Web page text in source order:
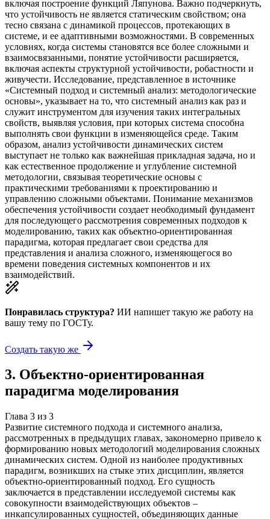
включая построение функций Ляпунова. Важно подчеркнуть,
что устойчивость не является статическим свойством; она
тесно связана с динамикой процессов, протекающих в
системе, и ее адаптивными возможностями. В современных
условиях, когда системы становятся все более сложными и
взаимосвязанными, понятие устойчивости расширяется,
включая аспекты структурной устойчивости, робастности и
живучести. Исследование, представленное в источнике
«Системный подход и системный анализ: методологические
основы», указывает на то, что системный анализ как раз и
служит инструментом для изучения таких интегральных
свойств, выявляя условия, при которых система способна
выполнять свои функции в изменяющейся среде. Таким
образом, анализ устойчивости динамических систем
выступает не только как важнейшая прикладная задача, но и
как естественное продолжение и углубление системной
методологии, связывая теоретические основы с
практическими требованиями к проектированию и
управлению сложными объектами. Понимание механизмов
обеспечения устойчивости создает необходимый фундамент
для последующего рассмотрения современных подходов к
моделированию, таких как объектно-ориентированная
парадигма, которая предлагает свои средства для
представления и анализа сложного, изменяющегося во
времени поведения системных компонентов и их
взаимодействий.
Понравилась структура? ИИ напишет такую же работу на
вашу тему по ГОСТу.
Создать такую же
3. Объектно-ориентированная
парадигма моделирования
Глава 3 из 3
Развитие системного подхода и системного анализа,
рассмотренных в предыдущих главах, закономерно привело к
формированию новых методологий моделирования сложных
динамических систем. Одной из наиболее продуктивных
парадигм, возникших на стыке этих дисциплин, является
объектно-ориентированный подход. Его сущность
заключается в представлении исследуемой системы как
совокупности взаимодействующих объектов –
инкапсулированных сущностей, объединяющих данные